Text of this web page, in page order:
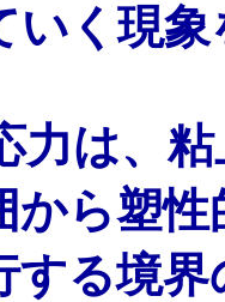
いく現
は、粘
から塑
する境